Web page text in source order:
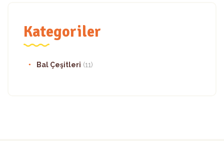
Kategoriler
Bal Çeşitleri (11)